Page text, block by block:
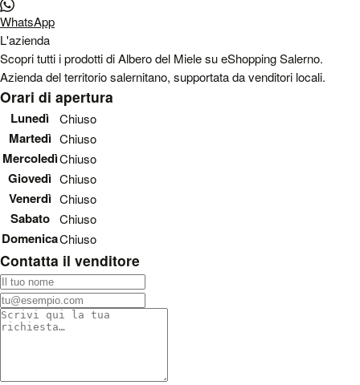
WhatsApp
L'azienda
Scopri tutti i prodotti di Albero del Miele su eShopping Salerno.
Azienda del territorio salernitano, supportata da venditori locali.
Orari di apertura
Lunedì Chiuso
Martedì Chiuso
MercoledìChiuso
Giovedì Chiuso
Venerdì Chiuso
Sabato Chiuso
DomenicaChiuso
Contatta il venditore
Non compilare questo campo
Il tuo nome
La tua email
Messaggio